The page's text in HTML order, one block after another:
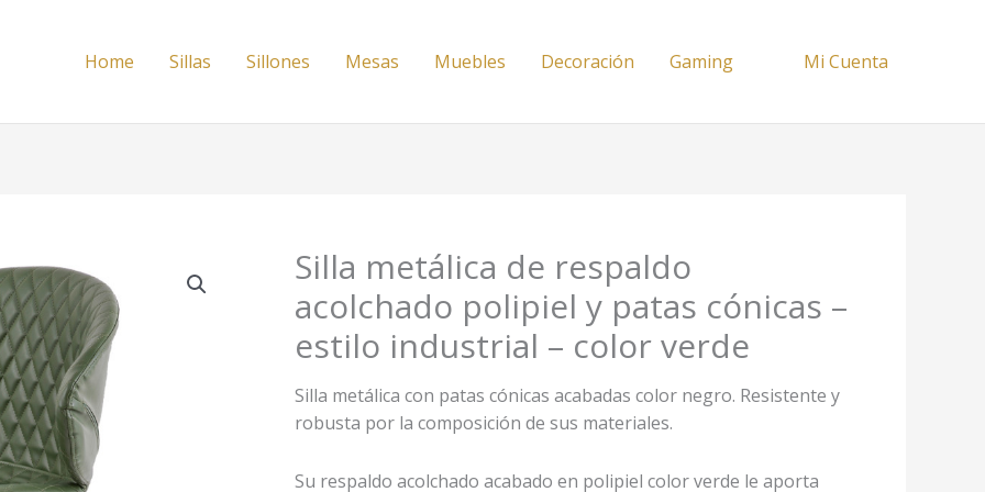
Home Sillas Sillones Mesas Muebles Decoración Gaming Mi Cuenta
Silla metálica de respaldo
acolchado polipiel y patas cónicas –
estilo industrial – color verde
Silla metálica con patas cónicas acabadas color negro. Resistente y
robusta por la composición de sus materiales.
Su respaldo acolchado acabado en polipiel color verde le aporta